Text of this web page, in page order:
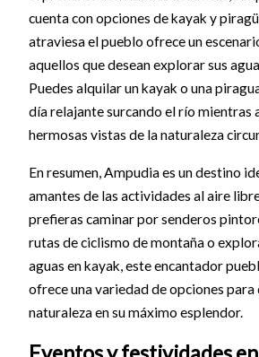
cuenta con opciones de kayak y
atraviesa el pueblo ofrece un
aquellos que desean explorar sus
Puedes alquilar un kayak o una
día relajante surcando el río mientras
hermosas vistas de la naturaleza
En resumen, Ampudia es un destino
amantes de las actividades al aire
prefieras caminar por senderos
rutas de ciclismo de montaña o
aguas en kayak, este encantador
ofrece una variedad de opciones
naturaleza en su máximo esplendor.